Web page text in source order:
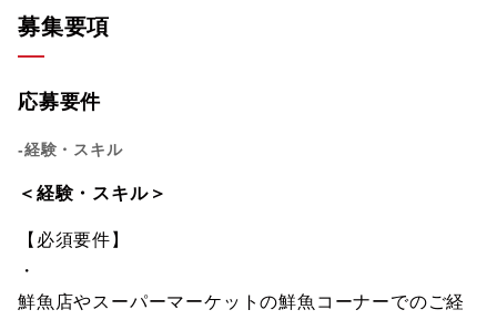
募集要項
応募要件
-経験・スキル
＜経験・スキル＞
【必須要件】
・
鮮魚店やスーパーマーケットの鮮魚コーナーでのご経